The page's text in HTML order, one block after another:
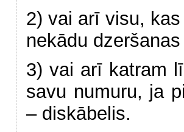
2) vai arī visu,
nekādu
3) vai arī katram
savu numuru, ja
– diskābelis.